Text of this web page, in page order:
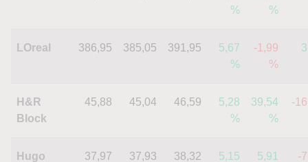
%
%
LOreal 386,95 385,05 391,95
5,67
%
-1,99
%
H&R
Block
45,88 45,04 46,59
5,28
%
39,54
%
-
Hugo
37,97 37,93 38,32
5,15
5,91
-